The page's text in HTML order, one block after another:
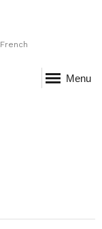
French
Menu